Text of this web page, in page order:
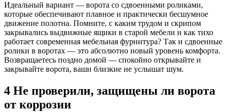
Идеальный вариант — ворота со сдвоенными роликами,
которые обеспечивают плавное и практически бесшумное
движение полотна. Помните, с каким трудом и скрипом
закрывались выдвижные ящики в старой мебели и как тихо
работает современная мебельная фурнитура? Так и сдвоенные
ролики в воротах — это абсолютно новый уровень комфорта.
Возвращаетесь поздно домой — спокойно открывайте и
закрывайте ворота, ваши близкие не услышат шум.
4 Не проверили, защищены ли ворота
от коррозии